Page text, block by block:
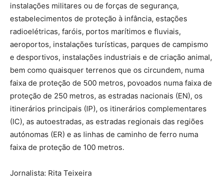
instalações militares ou de forças de segurança,
estabelecimentos de proteção à infância, estações
radioelétricas, faróis, portos marítimos e fluviais,
aeroportos, instalações turísticas, parques de campismo
e desportivos, instalações industriais e de criação animal,
bem como quaisquer terrenos que os circundem, numa
faixa de proteção de 500 metros, povoados numa faixa de
proteção de 250 metros, as estradas nacionais (EN), os
itinerários principais (IP), os itinerários complementares
(IC), as autoestradas, as estradas regionais das regiões
autónomas (ER) e as linhas de caminho de ferro numa
faixa de proteção de 100 metros.
Jornalista: Rita Teixeira